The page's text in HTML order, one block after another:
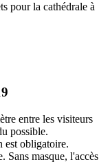
pour la cathédrale à
entre les visiteurs
possible.
est obligatoire.
Sans masque, l'accès